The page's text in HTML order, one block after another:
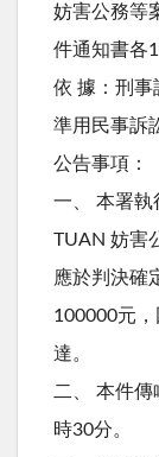
妨害公務等
件通知書各1
依 據：刑事
準用民事訴
公告事項：
一、 本署執
TUAN 妨害
應於判決確
100000元
達。
二、 本件
時30分。